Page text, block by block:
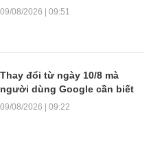
09/08/2026 | 09:51
Thay đổi từ ngày 10/8 mà
người dùng Google cần biết
09/08/2026 | 09:22